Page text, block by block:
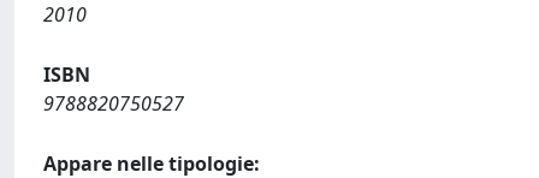
2010
ISBN
9788820750527
Appare nelle tipologie: